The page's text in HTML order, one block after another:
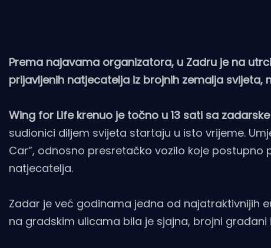
Prema najavama organizatora, u Zadru je na
prijavljenih natjecatelja iz brojnih zemalja
Wing for Life krenuo je točno u 13 sati sa
sudionici diljem svijeta startaju u isto vrijeme.
Car”, odnosno presretačko vozilo koje
natjecatelja.
Zadar je već godinama jedna od najatraktivnijih
na gradskim ulicama bila je sjajna, brojni